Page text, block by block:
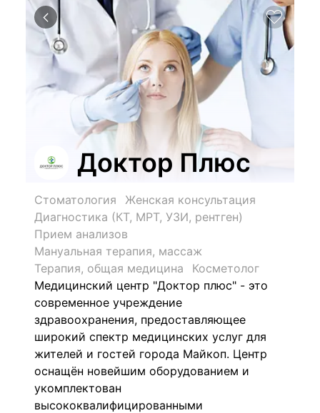
Доктор Плюс
Стоматология
Женская консультация
Диагностика (КТ, МРТ, УЗИ, рентген)
Прием анализов
Мануальная терапия, массаж
Терапия, общая медицина
Косметолог
Медицинский центр "Доктор плюс" - это
современное учреждение
здравоохранения, предоставляющее
широкий спектр медицинских услуг для
жителей и гостей города Майкоп. Центр
оснащён новейшим оборудованием и
укомплектован
высококвалифицированными